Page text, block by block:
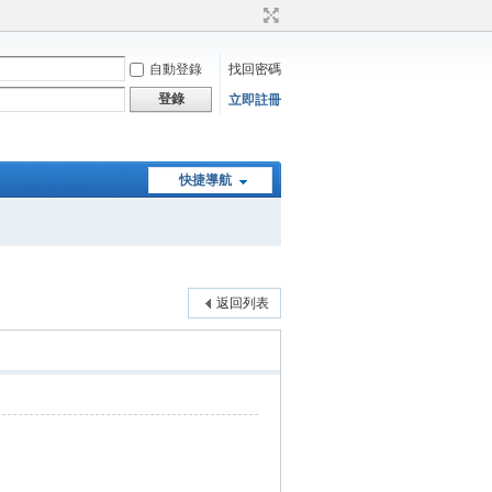
自動登錄
找回密碼
登錄
立即註冊
快捷導航
返回列表